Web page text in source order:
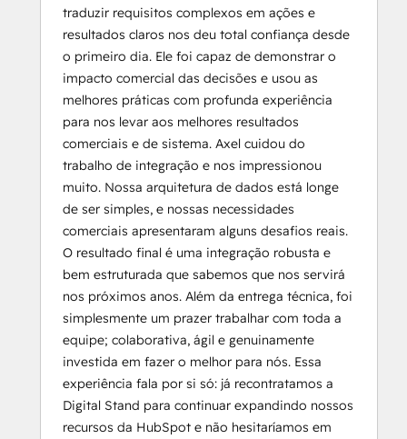
traduzir requisitos complexos em ações e
resultados claros nos deu total confiança desde
o primeiro dia. Ele foi capaz de demonstrar o
impacto comercial das decisões e usou as
melhores práticas com profunda experiência
para nos levar aos melhores resultados
comerciais e de sistema. Axel cuidou do
trabalho de integração e nos impressionou
muito. Nossa arquitetura de dados está longe
de ser simples, e nossas necessidades
comerciais apresentaram alguns desafios reais.
O resultado final é uma integração robusta e
bem estruturada que sabemos que nos servirá
nos próximos anos. Além da entrega técnica, foi
simplesmente um prazer trabalhar com toda a
equipe; colaborativa, ágil e genuinamente
investida em fazer o melhor para nós. Essa
experiência fala por si só: já recontratamos a
Digital Stand para continuar expandindo nossos
recursos da HubSpot e não hesitaríamos em